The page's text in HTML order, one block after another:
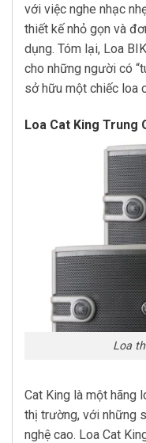
với việc nghe nhạc
thiết kế nhỏ gọn và
dụng. Tóm lại, Loa
cho những người có
sở hữu một chiếc loa
Loa Cat King Trung
Loa
Cat King là một hãng
thị trường, với những
nghệ cao. Loa Cat